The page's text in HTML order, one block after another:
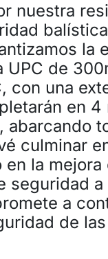
nuestra
la
UPC de
con una
en 4
abarcando
culminar
la mejora
seguridad a
a
de